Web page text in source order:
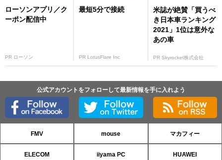
ローソンアプリ／ク
ーポン配信中
PR ローソン
最短5分で接続
PR LotusFlare Inc
米誌が絶賛「買うべ
き日本車ランキング
2021」1位は意外な
あの車
PR Skyrocket株式会社
公式アカウントをフォローして最新情報を手に入れよう
FMV mouse マカフィー
ELECOM iiyama PC HUAWEI